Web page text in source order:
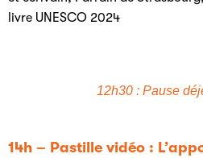
livre UNESCO 2024
12h30 : Pause
14h – Pastille vidéo :